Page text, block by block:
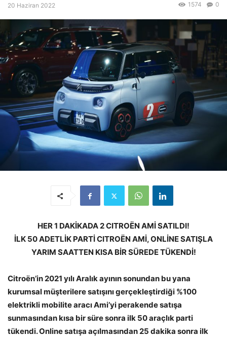
20 Haziran 2022 0
1574
HER 1 DAKİKADA 2 CITROËN AMİ SATILDI!
İLK 50 ADETLİK PARTİ CITROËN AMİ, ONLİNE SATIŞLA
YARIM SAATTEN KISA BİR SÜREDE TÜKENDİ!
Citroën’in 2021 yılı Aralık ayının sonundan bu yana
kurumsal müşterilere satışını gerçekleştirdiği %100
elektrikli mobilite aracı Ami’yi perakende satışa
sunmasından kısa bir süre sonra ilk 50 araçlık parti
tükendi. Online satışa açılmasından 25 dakika sonra ilk